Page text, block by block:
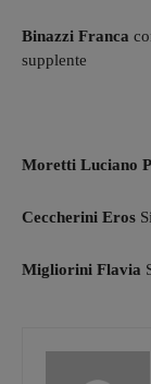
Binazzi Franca
supplente
Moretti Luciano
Ceccherini Eros
Migliorini Flavia